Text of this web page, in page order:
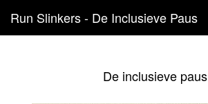
Run Slinkers - De Inclusieve Paus
De inclusieve paus